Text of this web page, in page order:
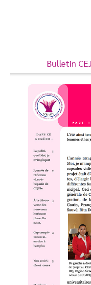
Bulletin